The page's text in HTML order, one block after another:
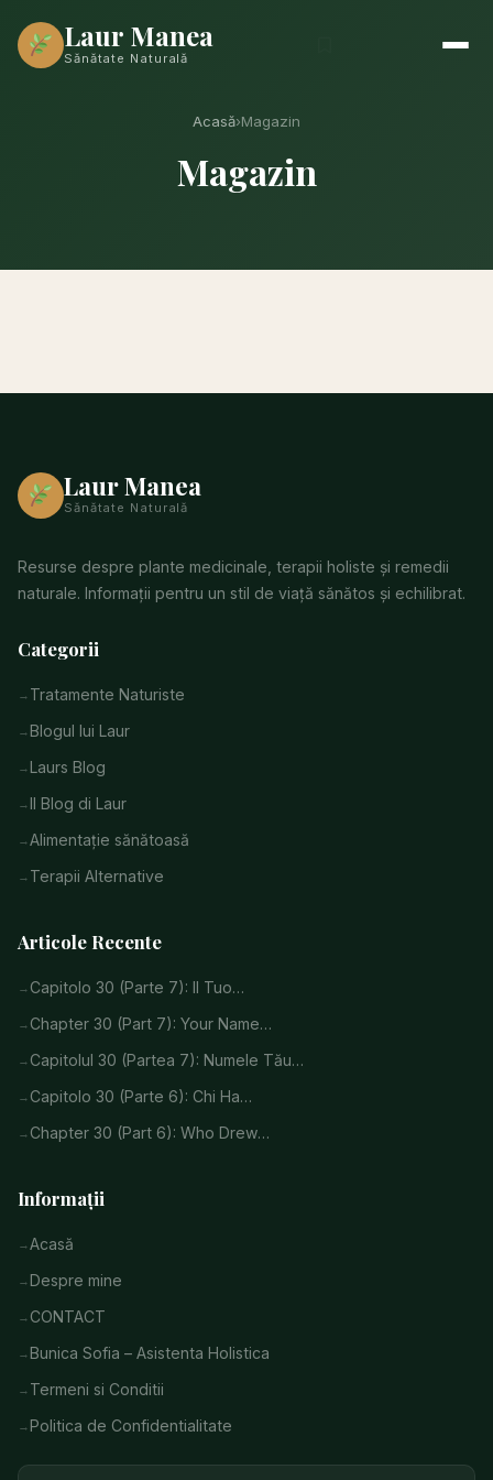
Laur Manea
Sănătate Naturală
Acasă›Magazin
Magazin
Laur Manea
Sănătate Naturală
Resurse despre plante medicinale, terapii holiste și remedii
naturale. Informații pentru un stil de viață sănătos și echilibrat.
Categorii
Tratamente Naturiste
Blogul lui Laur
Laurs Blog
Il Blog di Laur
Alimentație sănătoasă
Terapii Alternative
Articole Recente
Capitolo 30 (Parte 7): Il Tuo…
Chapter 30 (Part 7): Your Name…
Capitolul 30 (Partea 7): Numele Tău…
Capitolo 30 (Parte 6): Chi Ha…
Chapter 30 (Part 6): Who Drew…
Informații
Acasă
Despre mine
CONTACT
Bunica Sofia – Asistenta Holistica
Termeni si Conditii
Politica de Confidentialitate